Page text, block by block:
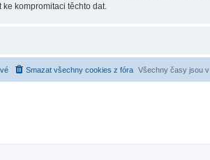
kompromitaci těchto dat.
Všechny časy jsou v
Smazat všechny cookies z fóra